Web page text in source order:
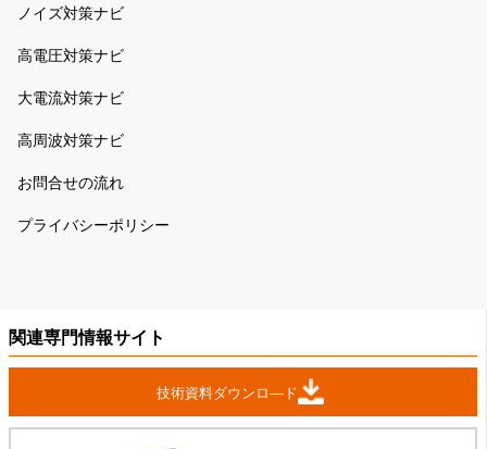
ノイズ対策ナビ
高電圧対策ナビ
大電流対策ナビ
高周波対策ナビ
お問合せの流れ
プライバシーポリシー
関連専門情報サイト
技術資料ダウンロ―ド